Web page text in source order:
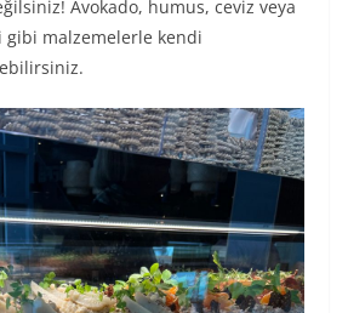
Avokado, humus, ceviz veya
malzemelerle kendi